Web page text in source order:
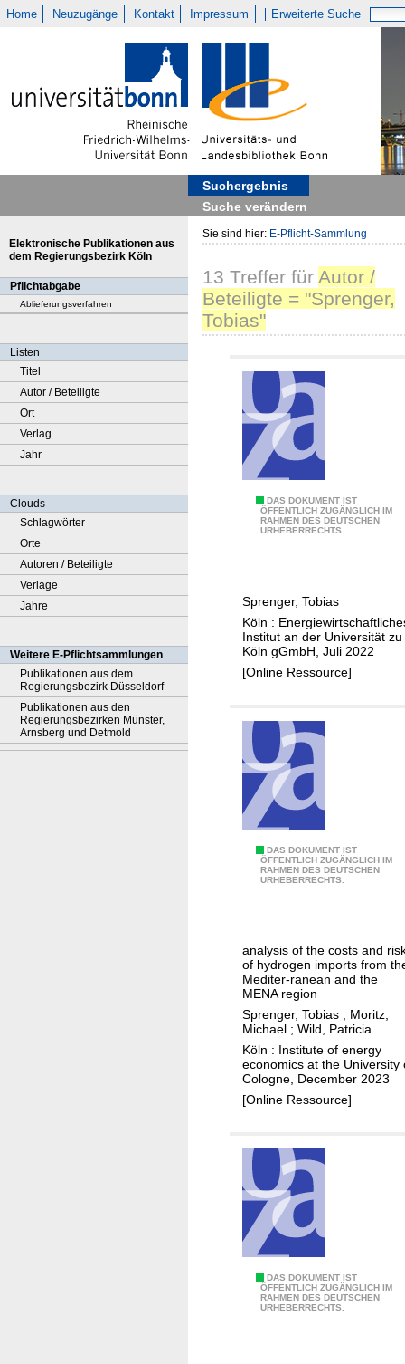
Home Neuzugänge Kontakt Impressum Erweiterte Suche
Suchergebnis
Suche verändern
Elektronische Publikationen aus
dem Regierungsbezirk Köln
Pflichtabgabe
Ablieferungsverfahren
Listen
Titel
Autor / Beteiligte
Ort
Verlag
Jahr
Clouds
Schlagwörter
Orte
Autoren / Beteiligte
Verlage
Jahre
Weitere E-Pflichtsammlungen
Publikationen aus dem
Regierungsbezirk Düsseldorf
Publikationen aus den
Regierungsbezirken Münster,
Arnsberg und Detmold
Sie sind hier: E-Pflicht-Sammlung
13 Treffer für Autor /
Beteiligte = "Sprenger,
Tobias"
DAS DOKUMENT IST
ÖFFENTLICH ZUGÄNGLICH IM
RAHMEN DES DEUTSCHEN
URHEBERRECHTS.
n
f
r
a
u
k
u
d
w
i
c
h
t
i
g
ü
e
n
k
Sprenger, Tobias
Köln :
Institut an der Universität zu
Köln gGmbH, Juli 2022
[Online Ressource]
DAS DOKUMENT IST
ÖFFENTLICH ZUGÄNGLICH IM
RAHMEN DES DEUTSCHEN
URHEBERRECHTS.
k
i
n
g
h
y
d
r
g
n
n
analysis of the costs and
of hydrogen imports from
Mediter‐ranean and the
MENA region
Sprenger, Tobias ; Moritz,
Michael ; Wild, Patricia
Köln : Institute of energy
economics at the University
Cologne, December 2023
[Online Ressource]
DAS DOKUMENT IST
ÖFFENTLICH ZUGÄNGLICH IM
RAHMEN DES DEUTSCHEN
URHEBERRECHTS.